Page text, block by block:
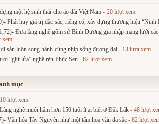
một hệ sinh thái cho áo dài Việt Nam - 20 lượt xem
Phát huy giá trị đặc sắc, riêng có, xây dựng thương hiệu
Đưa làng nghề gốm sứ Bình Dương gia nhập mạng lưới
xem
sản luôn song hành cùng nhịp sống đương đại - 13 lượt xem
“giữ lửa” nghề rèn Phúc Sen - 62 lượt xem
mục
lượt xem
nghề muối hầm hơn 150 tuổi ít ai biết ở Đắk Lắk - 48 lượt
Văn hóa Tây Nguyên như một tấm hoa văn đa sắc - 82 lượt